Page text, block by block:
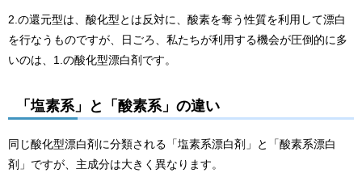
2.の還元型は、酸化型とは反対に、酸素を奪う性質を利用して漂白
を行なうものですが、日ごろ、私たちが利用する機会が圧倒的に多
いのは、1.の酸化型漂白剤です。
「塩素系」と「酸素系」の違い
同じ酸化型漂白剤に分類される「塩素系漂白剤」と「酸素系漂白
剤」ですが、主成分は大きく異なります。